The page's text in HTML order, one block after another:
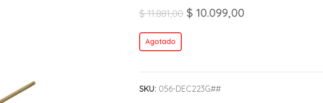
$11.881,00 $ 10.099,00
Agotado
SKU: 056-DEC223G##